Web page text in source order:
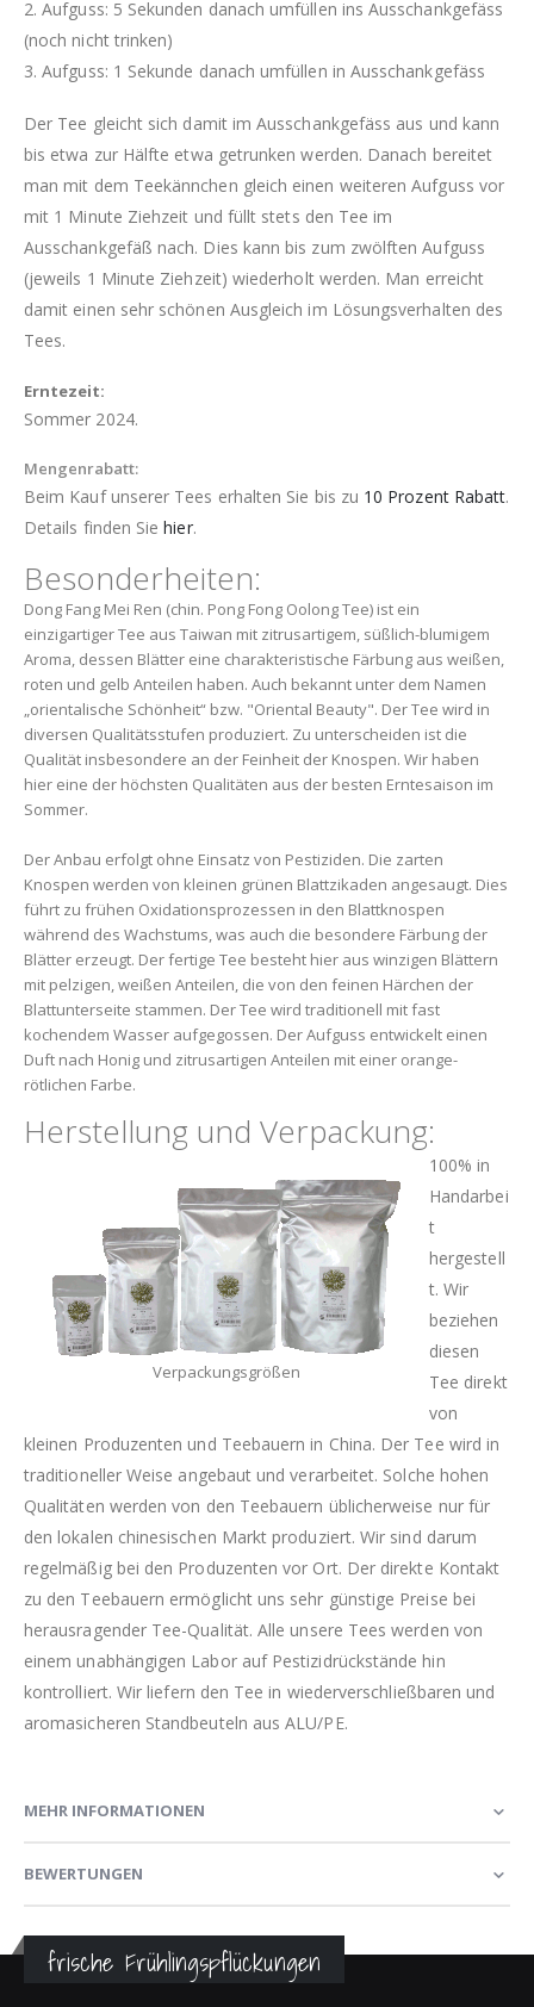
2. Aufguss: 5 Sekunden danach umfüllen ins Ausschankgefäss
(noch nicht trinken)
3. Aufguss: 1 Sekunde danach umfüllen in Ausschankgefäss
Der Tee gleicht sich damit im Ausschankgefäss aus und kann
bis etwa zur Hälfte etwa getrunken werden. Danach bereitet
man mit dem Teekännchen gleich einen weiteren Aufguss vor
mit 1 Minute Ziehzeit und füllt stets den Tee im
Ausschankgefäß nach. Dies kann bis zum zwölften Aufguss
(jeweils 1 Minute Ziehzeit) wiederholt werden. Man erreicht
damit einen sehr schönen Ausgleich im Lösungsverhalten des
Tees.
Erntezeit:
Sommer 2024.
Mengenrabatt:
Beim Kauf unserer Tees erhalten Sie bis zu 10 Prozent Rabatt.
Details finden Siehier.
Besonderheiten:
Dong Fang Mei Ren (chin. Pong Fong Oolong Tee) ist ein
einzigartiger Tee aus Taiwan mit zitrusartigem, süßlich-blumigem
Aroma, dessen Blätter eine charakteristische Färbung aus weißen,
roten und gelb Anteilen haben. Auch bekannt unter dem Namen
„orientalische Schönheit“ bzw. "Oriental Beauty". Der Tee wird in
diversen Qualitätsstufen produziert. Zu unterscheiden ist die
Qualität insbesondere an der Feinheit der Knospen. Wir haben
hier eine der höchsten Qualitäten aus der besten Erntesaison im
Sommer.
Der Anbau erfolgt ohne Einsatz von Pestiziden. Die zarten
Knospen werden von kleinen grünen Blattzikaden angesaugt. Dies
führt zu frühen Oxidationsprozessen in den Blattknospen
während des Wachstums, was auch die besondere Färbung der
Blätter erzeugt. Der fertige Tee besteht hier aus winzigen Blättern
mit pelzigen, weißen Anteilen, die von den feinen Härchen der
Blattunterseite stammen. Der Tee wird traditionell mit fast
kochendem Wasser aufgegossen. Der Aufguss entwickelt einen
Duft nach Honig und zitrusartigen Anteilen mit einer orange-
rötlichen Farbe.
Herstellung und Verpackung:
Verpackungsgrößen
100% in
Handarbei
t
hergestell
t. Wir
beziehen
diesen
Tee direkt
von
kleinen Produzenten und Teebauern in China. Der Tee wird in
traditioneller Weise angebaut und verarbeitet. Solche hohen
Qualitäten werden von den Teebauern üblicherweise nur für
den lokalen chinesischen Markt produziert. Wir sind darum
regelmäßig bei den Produzenten vor Ort. Der direkte Kontakt
zu den Teebauern ermöglicht uns sehr günstige Preise bei
herausragender Tee-Qualität. Alle unsere Tees werden von
einem unabhängigen Labor auf Pestizidrückstände hin
kontrolliert. Wir liefern den Tee in wiederverschließbaren und
aromasicheren Standbeuteln aus ALU/PE.
MEHR INFORMATIONEN
BEWERTUNGEN
frische Frühlingspflückungen